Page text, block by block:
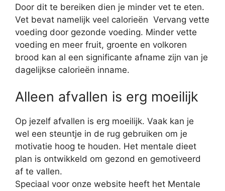
Door dit te bereiken dien je minder vet te eten.
Vet bevat namelijk veel calorieën Vervang vette
voeding door gezonde voeding. Minder vette
voeding en meer fruit, groente en volkoren
brood kan al een significante afname zijn van je
dagelijkse calorieën inname.
Alleen afvallen is erg moeilijk
Op jezelf afvallen is erg moeilijk. Vaak kan je
wel een steuntje in de rug gebruiken om je
motivatie hoog te houden. Het mentale dieet
plan is ontwikkeld om gezond en gemotiveerd
af te vallen.
Speciaal voor onze website heeft het Mentale